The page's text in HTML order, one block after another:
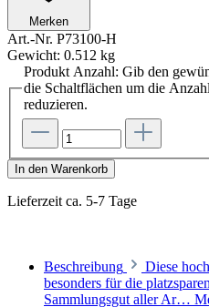
Merken
Art.-Nr. P73100-H
Gewicht: 0.512 kg
Produkt Anzahl: Gib den
die Schaltflächen um die
reduzieren.
In den Warenkorb
Lieferzeit ca. 5-7 Tage
Beschreibung
Diese
besonders für die
Sammlungsgut aller Ar…